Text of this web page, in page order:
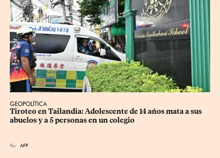
GEOPOLÍTICA
Tiroteo en Tailandia: Adolescente de 14 años mata a sus
abuelos y a 5 personas en un colegio
Por AFP